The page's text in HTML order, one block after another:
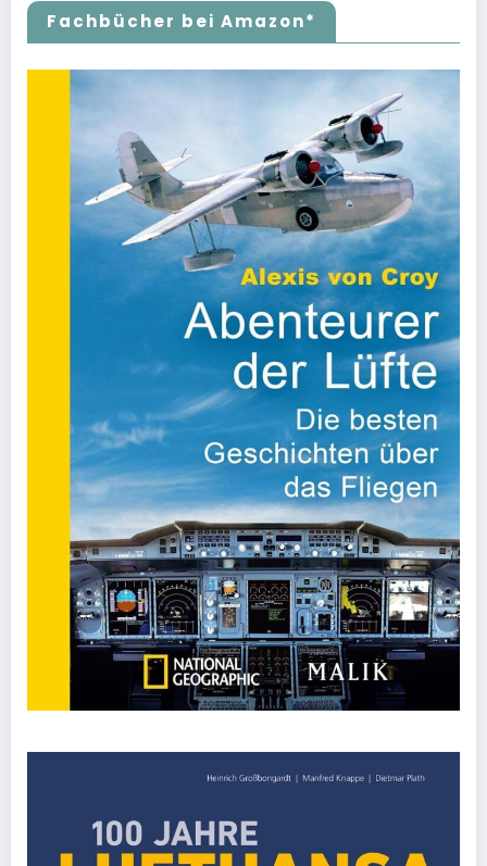
Fachbücher bei Amazon*